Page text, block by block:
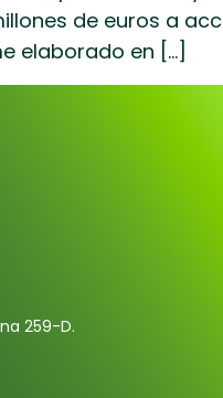
de euros a
elaborado en […]
259-D.